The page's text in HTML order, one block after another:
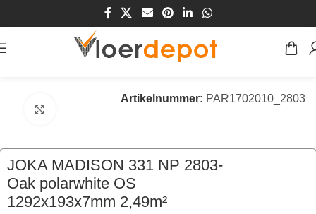
/Vloeren/Laminaat Vloeren
Artikelnummer: PAR1702010_2803
JOKA MADISON 331 NP 2803-
Oak polarwhite OS
1292x193x7mm 2,49m²